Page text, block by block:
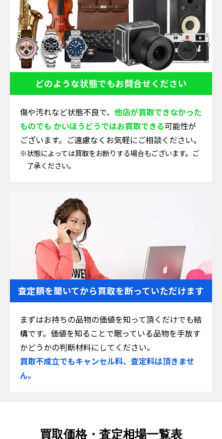
どのような状態でもお問合せください
傷や汚れなど状態不良で、 他店が買取できなかった
ものでも かいほうどうではお買取できる可能性が
ございます。ご遠慮なくお気軽にご相談ください。
※状態によっては買取をお断りする場合もございます。ご
了承ください。
査定額を聞いてから買取を断っていただけます
まずはお持ちの品物の価値を知って頂くだけでも結
構です。価値を知ることで眠っている品物を手放す
かどうかの判断材料にしてください。
買取不成立でもキャンセル料、査定料は頂きませ
ん。
買取価格・査定相場一覧表